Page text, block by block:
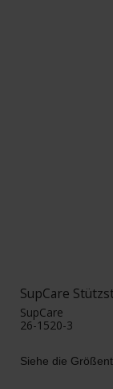
SupCare
SupCare
26-1520-3
Siehe die